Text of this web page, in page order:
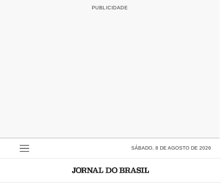
SÁBADO, 8 DE AGOSTO DE 2026